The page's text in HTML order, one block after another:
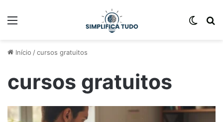
Início /cursos gratuitos
cursos gratuitos